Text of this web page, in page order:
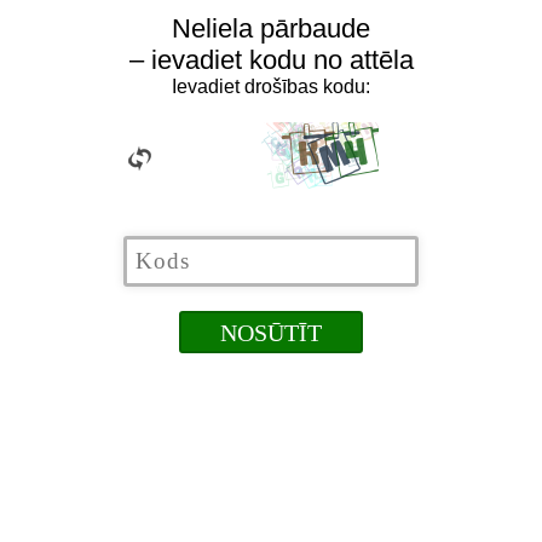
Neliela pārbaude
– ievadiet kodu no attēla
Ievadiet drošības kodu: